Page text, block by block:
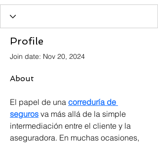
Profile
Join date: Nov 20, 2024
About
El papel de una correduría de
seguros va más allá de la simple
intermediación entre el cliente y la
aseguradora. En muchas ocasiones,